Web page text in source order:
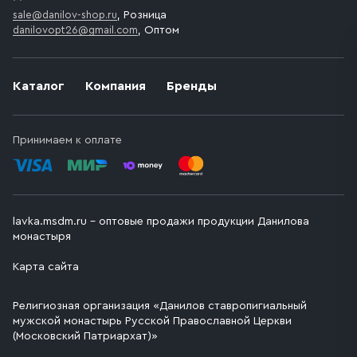
Каталог Компания Бренды
Принимаем к оплате
sale@danilov-shop.ru, Розница
danilovopt26@gmail.com, Оптом
lavka.msdm.ru – оптовые продажи продукции Данилова
монастыря
Карта сайта
Религиозная организация «Данилов ставропигиальный
мужской монастырь Русской Православной Церкви
(Московский Патриархат)»